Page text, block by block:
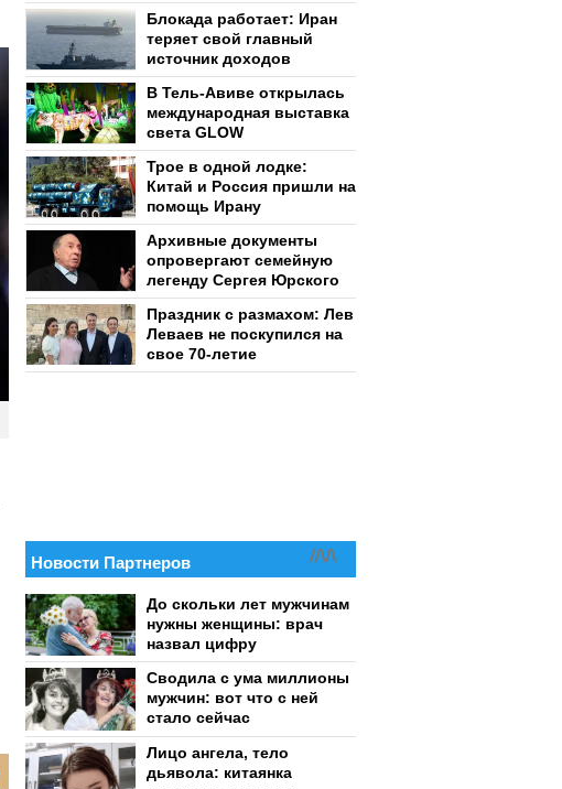
Блокада работает: Иран
теряет свой главный
источник доходов
В Тель-Авиве открылась
международная выставка
света GLOW
Трое в одной лодке:
Китай и Россия пришли на
помощь Ирану
Архивные документы
опровергают семейную
легенду Сергея Юрского
Праздник с размахом: Лев
Леваев не поскупился на
свое 70-летие